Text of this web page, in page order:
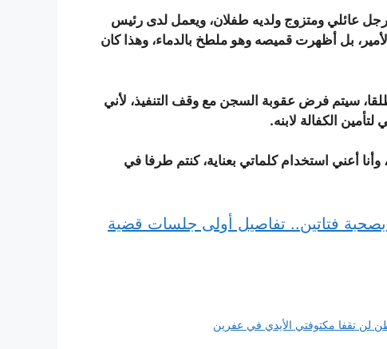
عائلي ومتزوج ولديه طفلان، ويعمل لدى رئيس
بل أظهرت قميصه وهو ملطخ بالدماء، وهذا كان
سيتم فرض عقوبة السجن مع وقف التنفيذ، لأني
الكفالة لابنه.
وأنا أعني استخدام كلماتي بعناية، كنتم طرفا في
فتاتين.. تفاصيل أولى جلسات قضية